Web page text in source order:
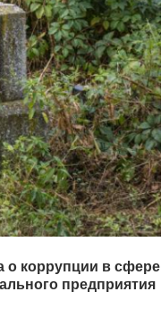
о коррупции в сфере
предприятия